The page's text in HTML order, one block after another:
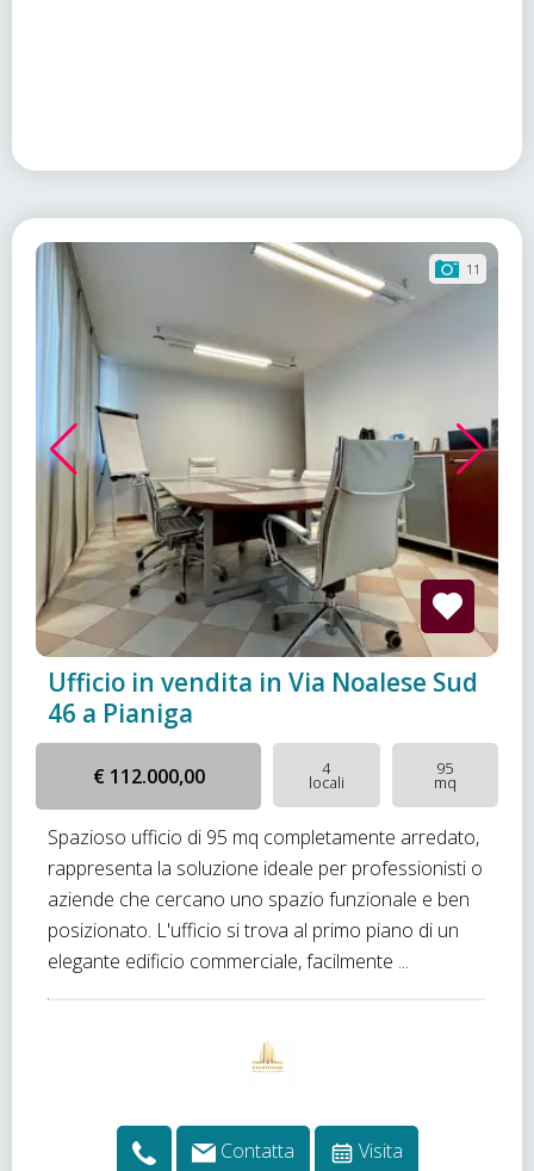
11
Ufficio in vendita in Via Noalese Sud
46 a Pianiga
€ 112.000,00 4
locali
95
mq
Spazioso ufficio di 95 mq completamente arredato,
rappresenta la soluzione ideale per professionisti o
aziende che cercano uno spazio funzionale e ben
posizionato. L'ufficio si trova al primo piano di un
elegante edificio commerciale, facilmente ...
Contatta Visita